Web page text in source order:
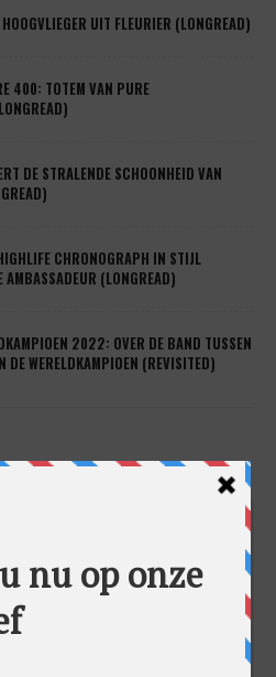
UIT FLEURIER (LONGREAD)
400: TOTEM VAN PURE
DE STRALENDE SCHOONHEID VAN
CHRONOGRAPH IN STIJL
AMBASSADEUR (LONGREAD)
2022: OVER DE BAND TUSSEN
DE WERELDKAMPIOEN (REVISITED)